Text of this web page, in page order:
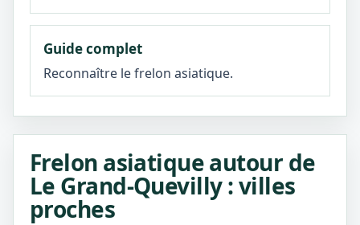
Guide complet
Reconnaître le frelon asiatique.
Frelon asiatique autour de
Le Grand-Quevilly : villes
proches